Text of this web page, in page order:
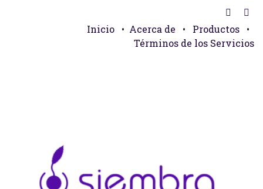
Inicio • Acerca de • Productos
•
Términos de los Servicios